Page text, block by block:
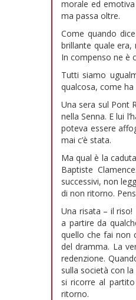
morale ed emotiva
ma passa oltre.
Come quando
brillante quale
In compenso ne è
Tutti siamo
qualcosa, come
Una sera sul Pont
nella Senna. E lui
poteva essere
mai c’è stata.
Ma qual è la
Baptiste
successivi, non
di non ritorno.
Una risata – il
a partire da
quello che fai non
del dramma. La
redenzione.
sulla società con
si ricorre al
ritorno.